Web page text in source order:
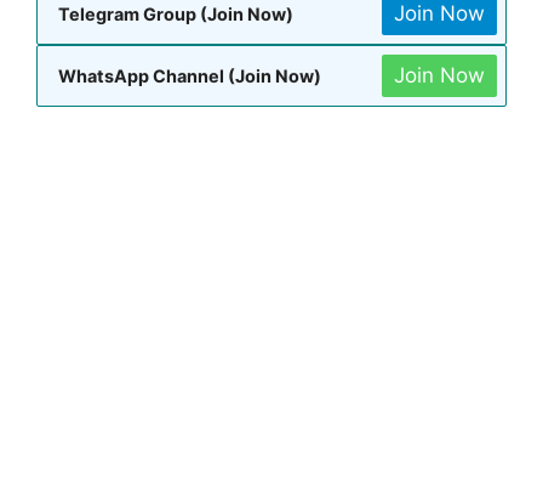
Telegram Group (Join Now) Join Now
WhatsApp Channel (Join Now) Join Now